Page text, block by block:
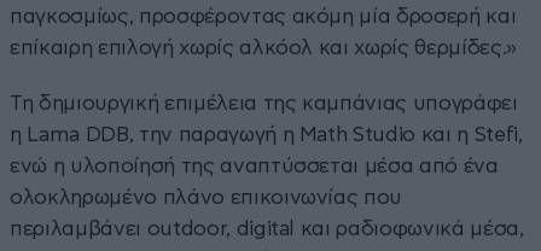
παγκοσμίως, προσφέροντας ακόμη μία δροσερή και
επίκαιρη επιλογή χωρίς αλκόολ και χωρίς θερμίδες.»
Τη δημιουργική επιμέλεια της καμπάνιας υπογράφει
η Lama DDB, την παραγωγή η Math Studio και η Stefi,
ενώ η υλοποίησή της αναπτύσσεται μέσα από ένα
ολοκληρωμένο πλάνο επικοινωνίας που
περιλαμβάνει outdoor, digital και ραδιοφωνικά μέσα,